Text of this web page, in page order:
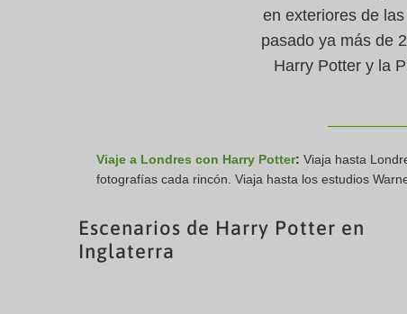
en exteriores de
pasado ya más de
Harry Potter y la
Viaje a Londres con Harry Potter: Viaja hasta
fotografías cada rincón. Viaja hasta los estudios
Escenarios de Harry Potter en
Inglaterra